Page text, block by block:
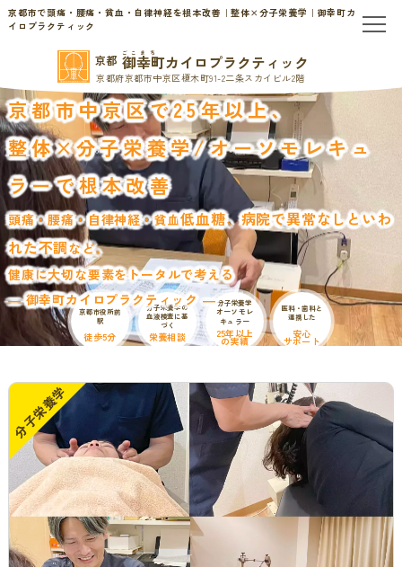
京都市で頭痛・腰痛・貧血・自律神経を根本改善｜整体×分子栄養学｜御幸町カ
イロプラクティック
京都 ごこまち
御幸町カイロプラクティック
京都府京都市中京区榎木町91-2二条スカイビル2階
TOP
当院のご案内
当院について
初めての方へ
お問い合わせ
料金表・会員制度
慢性的なお悩みの方へ
慢性的な頭痛・首こり
腰痛・ぎっくり腰
貧血・低血糖・疲れやすさ
オフィスワークの体の悩み
家事・育児でたまる体の疲れ
患者様の声
分子栄養学/オーソモレキュラー
分子整合栄養医学／オーソモレキュラーとは
分子整合栄養医学／オーソモレキュラーの血液検査と栄養療法
の流れ
体調不良で異常無しといわれてしまうのは？
提携医療機関
ニュース＆ブログ
採用情報
京都市中京区で25年以上、
整体×分子栄養学/オーソモレキュ
ラーで根本改善
頭痛・腰痛・自律神経・貧血低血糖、病院で異常なしといわ
れた不調など、
健康に大切な要素をトータルで考える
― 御幸町カイロプラクティック ―
京都市役所前
駅
徒歩5分
分子栄養学の
血液検査に基
づく
栄養相談
分子栄養学
オーソモレ
キュラー
25年以上
の実績
医科・歯科と
連携した
安心
サポート
分子栄養学